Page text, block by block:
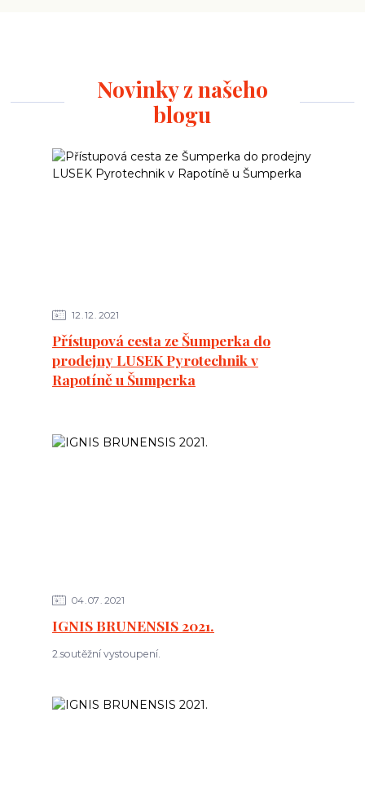
Novinky z našeho
blogu
12 12 2021
Přístupová cesta ze Šumperka do
prodejny LUSEK Pyrotechnik v
Rapotíně u Šumperka
04 07 2021
IGNIS BRUNENSIS 2021.
2.soutěžní vystoupení.